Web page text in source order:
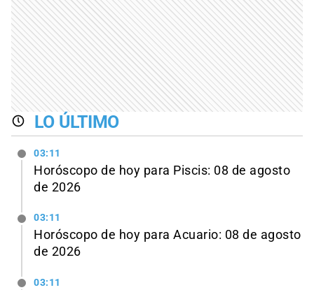
LO ÚLTIMO
03:11
Horóscopo de hoy para Piscis: 08 de agosto
de 2026
03:11
Horóscopo de hoy para Acuario: 08 de agosto
de 2026
03:11